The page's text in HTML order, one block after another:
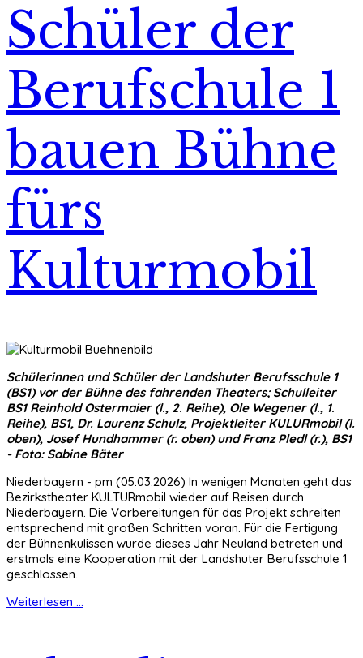
Schüler der
Berufschule 1
bauen Bühne
fürs
Kulturmobil
Schülerinnen und Schüler der Landshuter Berufsschule 1
(BS1) vor der Bühne des fahrenden Theaters; Schulleiter
BS1 Reinhold Ostermaier (l., 2. Reihe), Ole Wegener (l., 1.
Reihe), BS1, Dr. Laurenz Schulz, Projektleiter KULURmobil (l.
oben), Josef Hundhammer (r. oben) und Franz Pledl (r.), BS1
- Foto: Sabine Bäter
Niederbayern - pm (05.03.2026) In wenigen Monaten geht das
Bezirkstheater KULTURmobil wieder auf Reisen durch
Niederbayern. Die Vorbereitungen für das Projekt schreiten
entsprechend mit großen Schritten voran. Für die Fertigung
der Bühnenkulissen wurde dieses Jahr Neuland betreten und
erstmals eine Kooperation mit der Landshuter Berufsschule 1
geschlossen.
Weiterlesen ...